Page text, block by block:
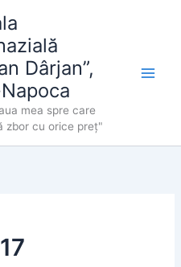
Dârjan”,
mea spre care
zbor cu orice preț"